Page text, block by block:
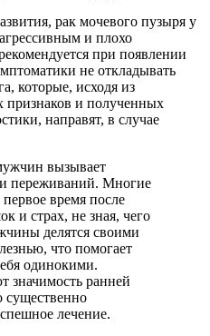
рак мочевого пузыря у
и плохо
при появлении
не откладывать
которые, исходя из
признаков и полученных
направят, в случае
вызывает
переживаний. Многие
время после
и страх, не зная, чего
делятся своими
что помогает
одинокими.
значимость ранней
существенно
лечение.